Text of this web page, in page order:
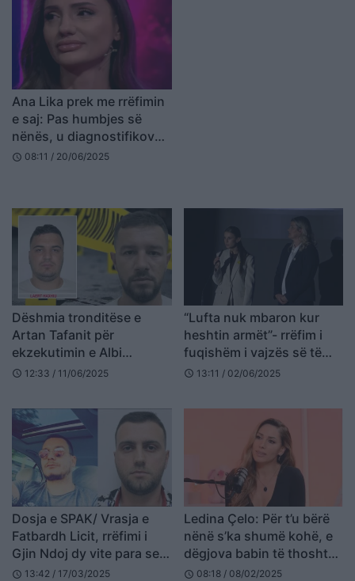
Ana Lika prek me rrëfimin
e saj: Pas humbjes së
nënës, u diagnostifikova
me epilepsi…
schedule 08:11 / 20/06/2025
Dëshmia tronditëse e
Artan Tafanit për
ekzekutimin e Albi
Bashaliut/ E kam qëlluar 4
kërkonte…
schedule 12:33 / 11/06/2025
“Lufta nuk mbaron kur
heshtin armët”- rrëfim i
fuqishëm i vajzës së të
mbijetuarës së dhunës
Kosovë
schedule 13:11 / 02/06/2025
Dosja e SPAK/ Vrasja e
Fatbardh Licit, rrëfimi i
Gjin Ndoj dy vite para se
të vritej: Licët i njoh të
schedule 13:42 / 17/03/2025
Ledina Çelo: Për t’u bërë
nënë s’ka shumë kohë, e
dëgjova babin të thoshte
shpresoj që vajzës mos t’i
schedule 08:18 / 08/02/2025